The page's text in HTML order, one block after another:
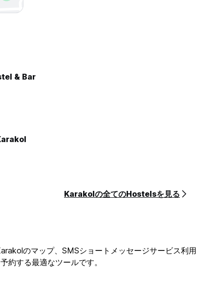
& Bar
Karakolの全てのHostelsを見る
のマップ、SMSショートメッセージサービス利用
する最適なツールです。